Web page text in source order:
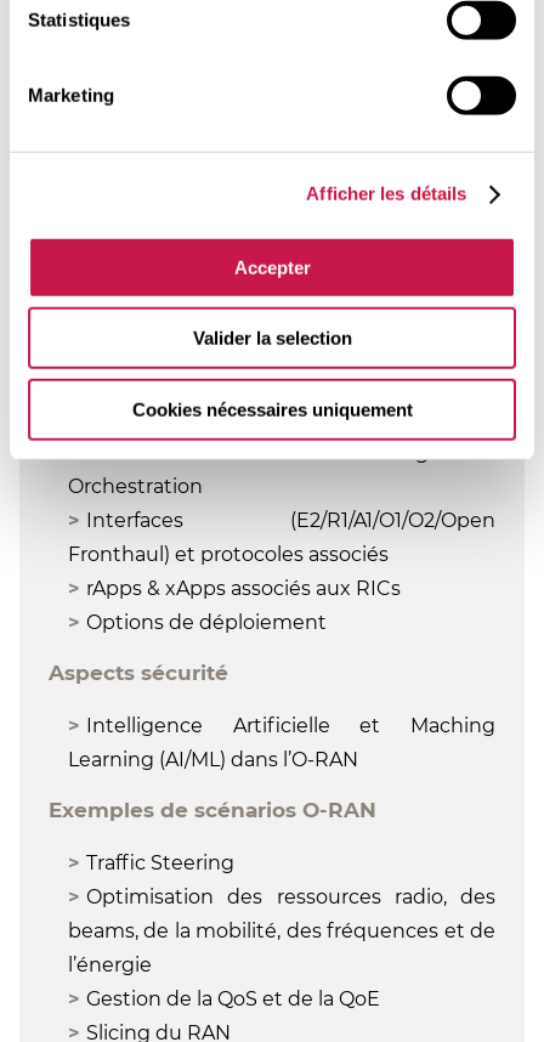
Statistiques
Marketing
Afficher les détails
Accepter
Valider la selection
Cookies nécessaires uniquement
Lien avec le 3GPP
Découpe du gNB vue par l’O-RAN
Du CPRI à l’eCPRI
Architecture O-RAN
Virtualisation & Clouding pour l’O-RAN
RIC : RAN Intelligent Controller, non-RT /
near-RT
Orchestration
Interfaces (E2/R1/A1/O1/O2/Open
Fronthaul) et protocoles associés
rApps & xApps associés aux RICs
Options de déploiement
Aspects sécurité
Intelligence Artificielle et Maching
Learning (AI/ML) dans l’O-RAN
Exemples de scénarios O-RAN
Traffic Steering
Optimisation des ressources radio, des
beams, de la mobilité, des fréquences et de
l’énergie
Gestion de la QoS et de la QoE
Slicing du RAN